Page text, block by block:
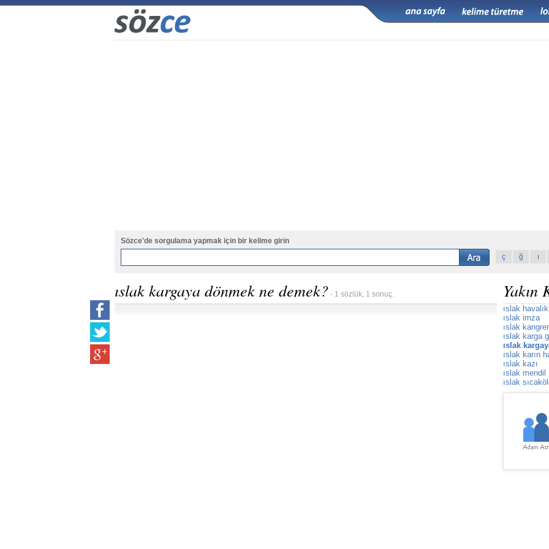
Sözce'de sorgulama yapmak için bir kelime girin
ç
ğ ı
ıslak kargaya dönmek ne demek? - 1 sözlük, 1 sonuç. Yakın
ıslak havalık
ıslak imza
ıslak
ıslak karga
ıslak
ıslak karın
ıslak kazı
ıslak mendil
ıslak